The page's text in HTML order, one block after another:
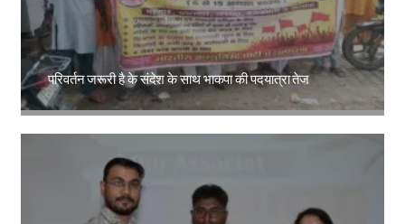
परिवर्तन जरूरी है के संदेश के साथ भाकपा की पदयात्रा तेज
Amit Lekh